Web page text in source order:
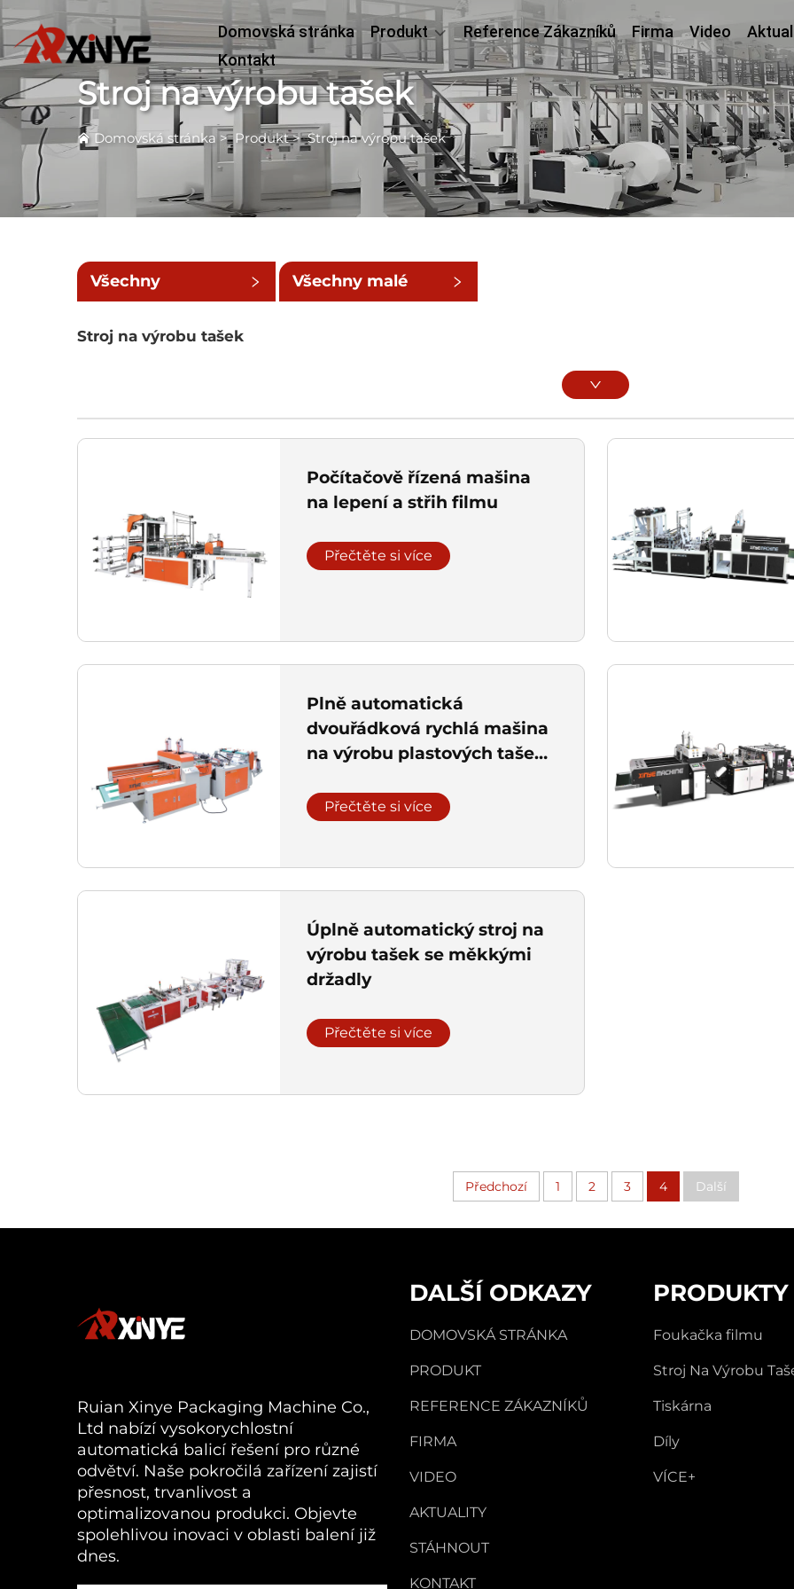
Domovská stránka Produkt Reference Zákazníků Firma Video
Kontakt
Stroj na výrobu tašek
Domovská stránka> Produkt>Stroj na výrobu tašek
Všechny Všechny malé
Stroj na výrobu tašek
Počítačově řízená mašina
na lepení a střih filmu
Přečtěte si více
Plně automatická
dvouřádková rychlá mašina
na výrobu plastových tašek
Přečtěte si více
Úplně automatický stroj na
výrobu tašek se měkkými
držadly
Přečtěte si více
Předchozí 1 2 3 4 Další
Ruian Xinye Packaging Machine Co.,
Ltd nabízí vysokorychlostní
automatická balicí řešení pro různé
odvětví. Naše pokročilá zařízení zajistí
přesnost, trvanlivost a
optimalizovanou produkci. Objevte
spolehlivou inovaci v oblasti balení již
dnes.
DALŠÍ ODKAZY
DOMOVSKÁ STRÁNKA
PRODUKT
REFERENCE ZÁKAZNÍKŮ
FIRMA
VIDEO
AKTUALITY
STÁHNOUT
KONTAKT
PRODUKTY
Foukačka filmu
Stroj Na Výrobu
Tiskárna
Díly
VÍCE+